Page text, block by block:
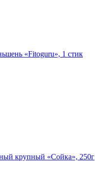
«Fitoguru», 1 стик
крупный «Сойка», 250г